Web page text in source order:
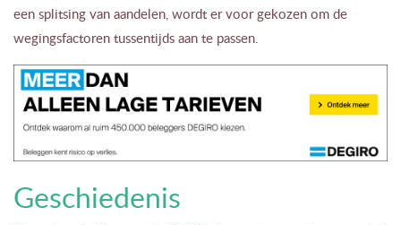
een splitsing van aandelen, wordt er voor gekozen om de
wegingsfactoren tussentijds aan te passen.
Geschiedenis